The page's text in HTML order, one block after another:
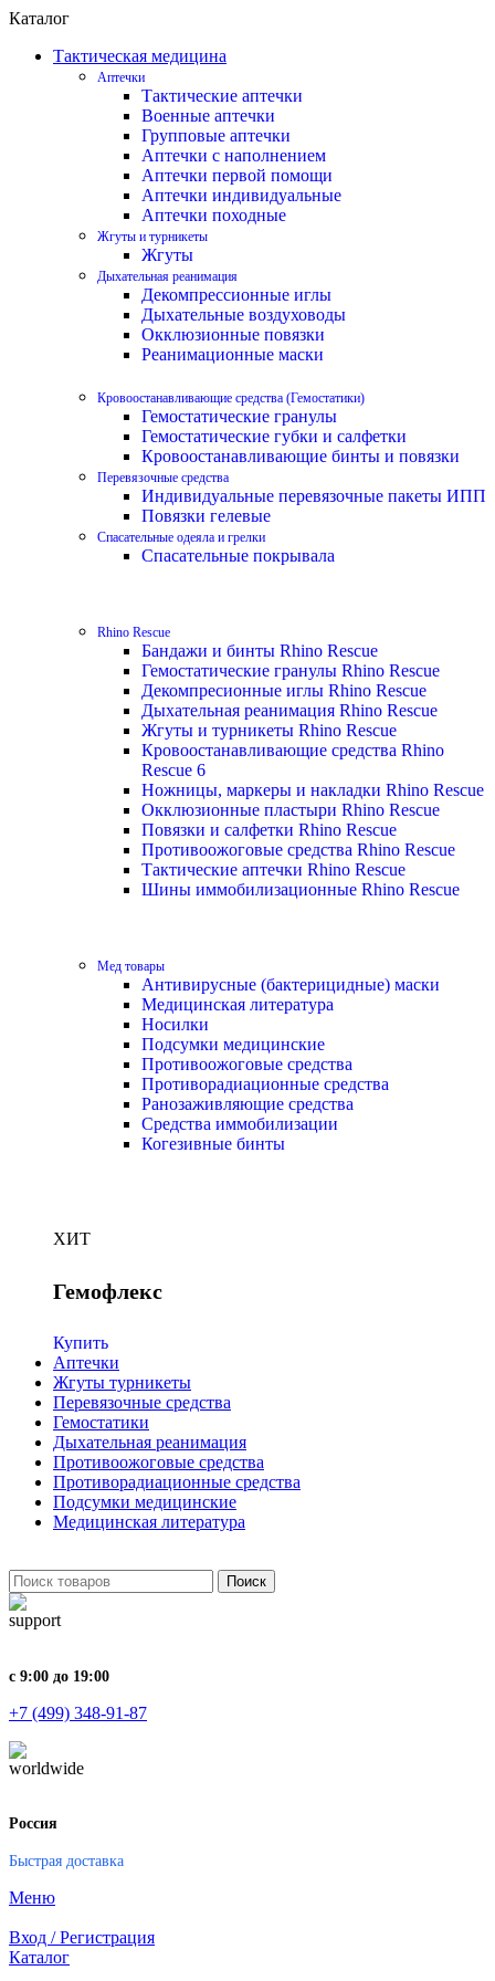
Каталог
Тактическая медицина
Аптечки
Тактические аптечки
Военные аптечки
Групповые аптечки
Аптечки с наполнением
Аптечки первой помощи
Аптечки индивидуальные
Аптечки походные
Жгуты и турникеты
Жгуты
Дыхательная реанимация
Декомпрессионные иглы
Дыхательные воздуховоды
Окклюзионные повязки
Реанимационные маски
Кровоостанавливающие средства (Гемостатики)
Гемостатические гранулы
Гемостатические губки и салфетки
Кровоостанавливающие бинты и повязки
Перевязочные средства
Индивидуальные перевязочные пакеты ИПП
Повязки гелевые
Спасательные одеяла и грелки
Спасательные покрывала
Rhino Rescue
Бандажи и бинты Rhino Rescue
Гемостатические гранулы Rhino Rescue
Декомпресионные иглы Rhino Rescue
Дыхательная реанимация Rhino Rescue
Жгуты и турникеты Rhino Rescue
Кровоостанавливающие средства Rhino
Rescue 6
Ножницы, маркеры и накладки Rhino Rescue
Окклюзионные пластыри Rhino Rescue
Повязки и салфетки Rhino Rescue
Противоожоговые средства Rhino Rescue
Тактические аптечки Rhino Rescue
Шины иммобилизационные Rhino Rescue
Мед товары
Антивирусные (бактерицидные) маски
Медицинская литература
Носилки
Подсумки медицинские
Противоожоговые средства
Противорадиационные средства
Ранозаживляющие средства
Средства иммобилизации
Когезивные бинты
ХИТ
Гемофлекс
Купить
Аптечки
Жгуты турникеты
Перевязочные средства
Гемостатики
Дыхательная реанимация
Противоожоговые средства
Противорадиационные средства
Подсумки медицинские
Медицинская литература
Поиск
с 9:00 до 19:00
+7 (499) 348-91-87
Россия
Быстрая доставка
Меню
Вход / Регистрация
Каталог